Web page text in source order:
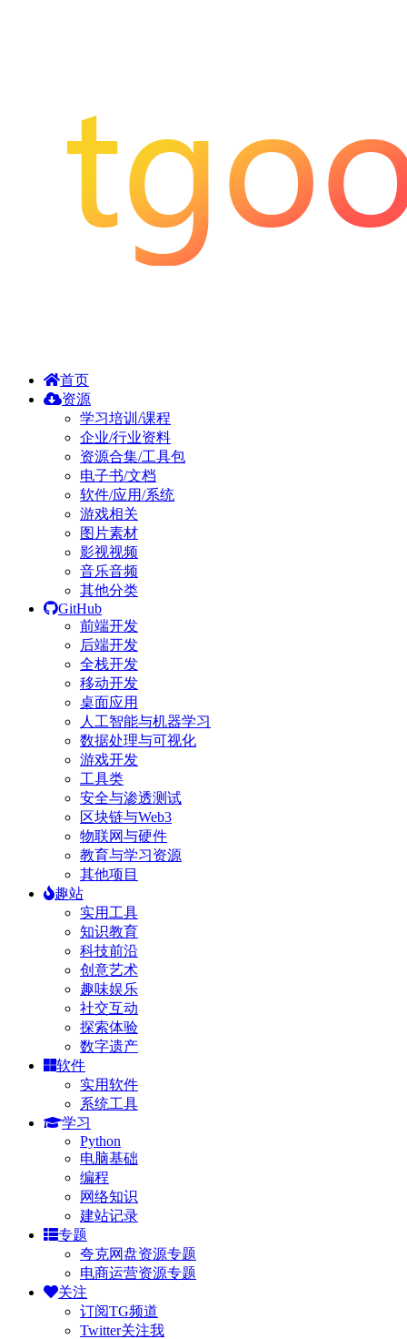
首页
资源
学习培训/课程
企业/行业资料
资源合集/工具包
电子书/文档
软件/应用/系统
游戏相关
图片素材
影视视频
音乐音频
其他分类
GitHub
前端开发
后端开发
全栈开发
移动开发
桌面应用
人工智能与机器学习
数据处理与可视化
游戏开发
工具类
安全与渗透测试
区块链与Web3
物联网与硬件
教育与学习资源
其他项目
趣站
实用工具
知识教育
科技前沿
创意艺术
趣味娱乐
社交互动
探索体验
数字遗产
软件
实用软件
系统工具
学习
Python
电脑基础
编程
网络知识
建站记录
专题
夸克网盘资源专题
电商运营资源专题
关注
订阅TG频道
Twitter关注我